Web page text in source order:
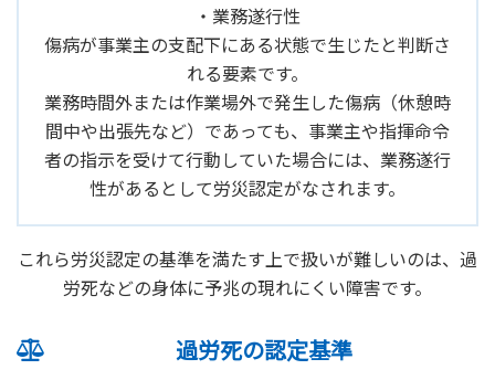
・業務遂行性
傷病が事業主の支配下にある状態で生じたと判断さ
れる要素です。
業務時間外または作業場外で発生した傷病（休憩時
間中や出張先など）であっても、事業主や指揮命令
者の指示を受けて行動していた場合には、業務遂行
性があるとして労災認定がなされます。
これら労災認定の基準を満たす上で扱いが難しいのは、過
労死などの身体に予兆の現れにくい障害です。
過労死の認定基準